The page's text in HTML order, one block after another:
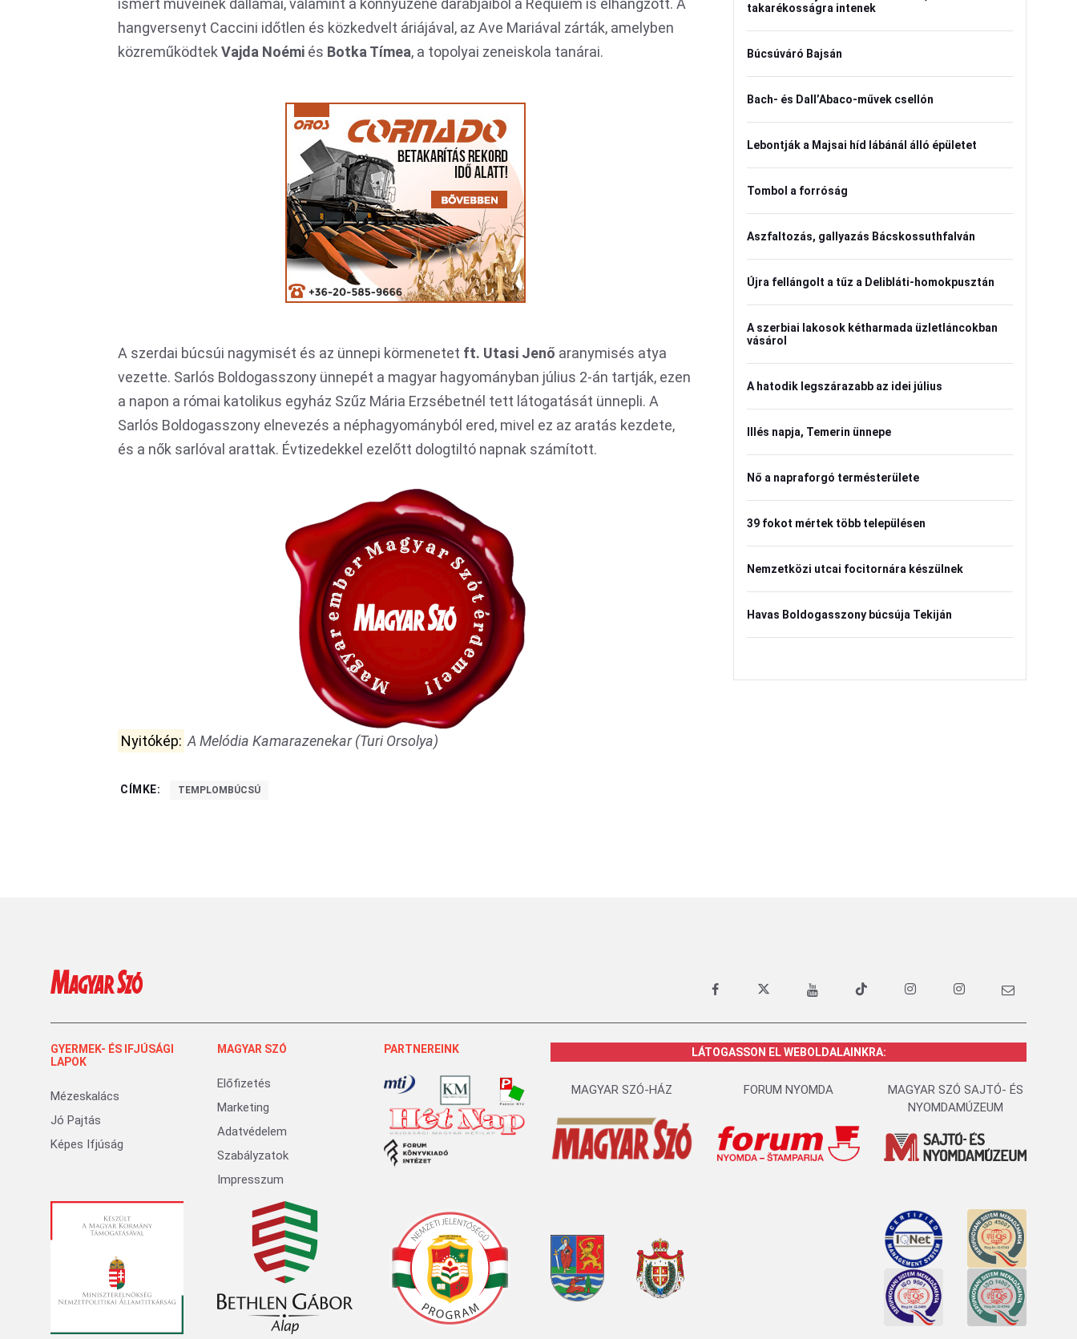
ismert műveinek dallamai, valamint a könnyűzene darabjaiból a Requiem is elhangzott. A
hangversenyt Caccini időtlen és közkedvelt áriájával, az Ave Mariával zárták, amelyben
közreműködtek Vajda Noémi és Botka Tímea, a topolyai zeneiskola tanárai.
A szerdai búcsúi nagymisét és az ünnepi körmenetet ft. Utasi Jenő aranymisés atya
vezette. Sarlós Boldogasszony ünnepét a magyar hagyományban július 2-án tartják, ezen
a napon a római katolikus egyház Szűz Mária Erzsébetnél tett látogatását ünnepli. A
Sarlós Boldogasszony elnevezés a néphagyományból ered, mivel ez az aratás kezdete,
és a nők sarlóval arattak. Évtizedekkel ezelőtt dologtiltó napnak számított.
Nyitókép: A Melódia Kamarazenekar (Turi Orsolya)
CÍMKE: TEMPLOMBÚCSÚ
takarékosságra intenek
Búcsúváró Bajsán
Bach- és Dall’Abaco-művek csellón
Lebontják a Majsai híd lábánál álló épületet
Tombol a forróság
Aszfaltozás, gallyazás Bácskossuthfalván
Újra fellángolt a tűz a Delibláti-homokpusztán
A szerbiai lakosok kétharmada üzletláncokban
vásárol
A hatodik legszárazabb az idei július
Illés napja, Temerin ünnepe
Nő a napraforgó termésterülete
39 fokot mértek több településen
Nemzetközi utcai focitornára készülnek
Havas Boldogasszony búcsúja Tekiján
GYERMEK- ÉS IFJÚSÁGI
LAPOK
Mézeskalács
Jó Pajtás
Képes Ifjúság
MAGYAR SZÓ
Előfizetés
Marketing
Adatvédelem
Szabályzatok
Impresszum
PARTNEREINK LÁTOGASSON EL WEBOLDALAINKRA:
MAGYAR SZÓ-HÁZ FORUM NYOMDA
MAGYAR SZÓ SAJTÓ- ÉS
NYOMDAMÚZEUM